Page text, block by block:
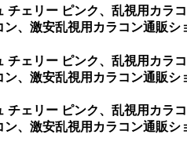
チェリー ピンク、乱視用カ
、激安乱視用カラコン通販
チェリー ピンク、乱視用カ
、激安乱視用カラコン通販
チェリー ピンク、乱視用カ
、激安乱視用カラコン通販シ